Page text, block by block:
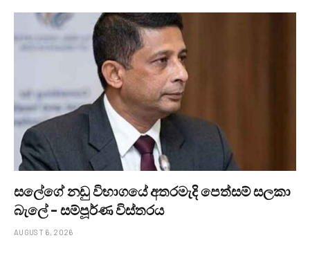
සලේගේ නඩු විභාගයේ අතරමැදි පෙත්සම් සලකා
බැලේ – සම්පූර්ණ විස්තරය
AUGUST 6, 2026